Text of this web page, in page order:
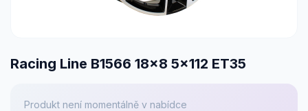
Racing Line B1566 18x8 5x112 ET35
Produkt není momentálně v nabídce